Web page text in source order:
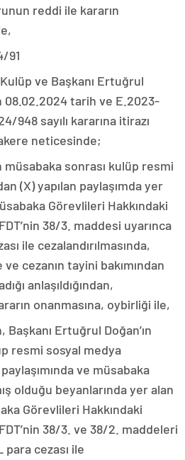
reddi ile kararın
91
ve Başkanı Ertuğrul
08.02.2024 tarih ve E.2023-
948 sayılı kararına itirazı
neticesinde;
müsabaka sonrası kulüp resmi
(X) yapılan paylaşımda yer
Görevlileri Hakkındaki
38/3. maddesi uyarınca
ile cezalandırılmasında,
cezanın tayini bakımından
anlaşıldığından,
onanmasına, oybirliği ile,
Başkanı Ertuğrul Doğan’ın
resmi sosyal medya
ve müsabaka
olduğu beyanlarında yer alan
Görevlileri Hakkındaki
38/3. ve 38/2. maddeleri
para cezası ile